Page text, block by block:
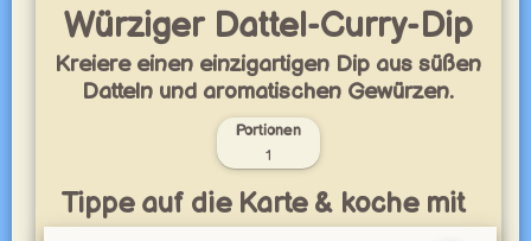
Würziger Dattel-Curry-Dip
Kreiere einen einzigartigen Dip aus süßen
Datteln und aromatischen Gewürzen.
Portionen
1
Tippe auf die Karte & koche mit